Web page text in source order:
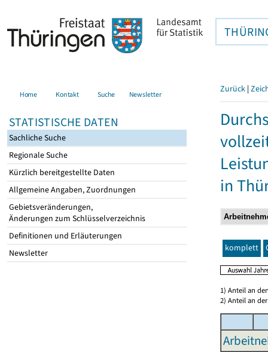
Home Kontakt Suche Newsletter
STATISTISCHE DATEN
Sachliche Suche
Regionale Suche
Kürzlich bereitgestellte Daten
Allgemeine Angaben, Zuordnungen
Gebietsveränderungen,
Änderungen zum Schlüsselverzeichnis
Definitionen und Erläuterungen
Newsletter
Zurück |
in
komplett
1) Anteil an
2) Anteil an